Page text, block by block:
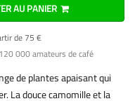
AU PANIER
de 75 €
000 amateurs de café
de plantes apaisant qui
La douce camomille et la